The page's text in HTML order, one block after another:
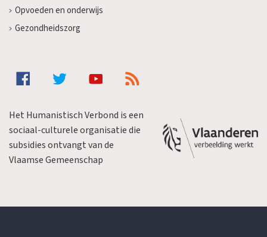
Opvoeden en onderwijs
Gezondheidszorg
Het Humanistisch Verbond is een
sociaal-culturele organisatie die
subsidies ontvangt van de
Vlaamse Gemeenschap